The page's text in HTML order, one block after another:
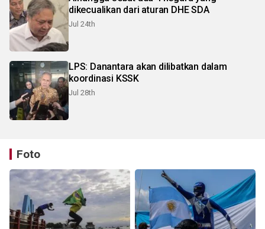
dikecualikan dari aturan DHE SDA
Jul 24th
LPS: Danantara akan dilibatkan dalam
koordinasi KSSK
Jul 28th
Foto